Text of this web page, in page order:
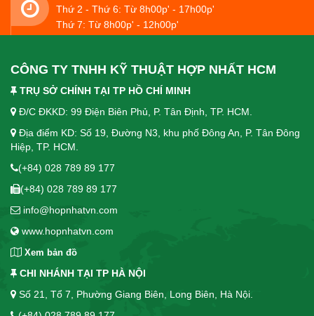
Thứ 2 - Thứ 6: Từ 8h00p' - 17h00p'
Thứ 7: Từ 8h00p' - 12h00p'
CÔNG TY TNHH KỸ THUẬT HỢP NHẤT HCM
TRỤ SỞ CHÍNH TẠI TP HỒ CHÍ MINH
Đ/C ĐKKD: 99 Điện Biên Phủ, P. Tân Định, TP. HCM.
Địa điểm KD: Số 19, Đường N3, khu phố Đông An, P. Tân Đông
Hiệp, TP. HCM.
(+84) 028 789 89 177
(+84) 028 789 89 177
info@hopnhatvn.com
www.hopnhatvn.com
Xem bản đồ
CHI NHÁNH TẠI TP HÀ NỘI
Số 21, Tổ 7, Phường Giang Biên, Long Biên, Hà Nội.